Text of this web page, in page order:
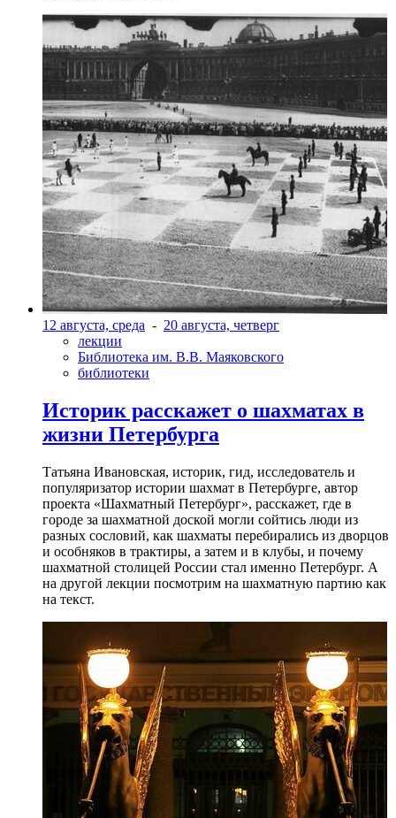
12 августа, среда - 20 августа, четверг
лекции
Библиотека им. В.В. Маяковского
библиотеки
Историк расскажет о шахматах в
жизни Петербурга
Татьяна Ивановская, историк, гид, исследователь и
популяризатор истории шахмат в Петербурге, автор
проекта «Шахматный Петербург», расскажет, где в
городе за шахматной доской могли сойтись люди из
разных сословий, как шахматы перебирались из дворцов
и особняков в трактиры, а затем и в клубы, и почему
шахматной столицей России стал именно Петербург. А
на другой лекции посмотрим на шахматную партию как
на текст.